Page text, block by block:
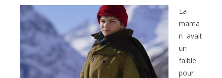
La
mama
n avait
un
faible
pour